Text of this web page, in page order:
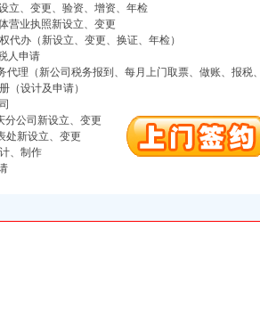
立、变更、验资、增资、年检
营业执照新设立、变更
代办（新设立、变更、换证、年检）
人申请
代理（新公司税务报到、每月上门取票、做账、报税
（设计及申请）
分公司新设立、变更
处新设立、变更
、制作